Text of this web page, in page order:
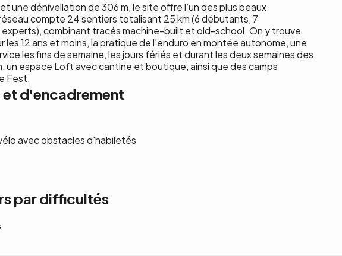
une dénivellation de 306 m, le site offre l’un des plus beaux
compte 24 sentiers totalisant 25 km (6 débutants, 7
experts), combinant tracés machine-built et old-school. On y trouve
les 12 ans et moins, la pratique de l’enduro en montée autonome, une
les fins de semaine, les jours fériés et durant les deux semaines des
un espace Loft avec cantine et boutique, ainsi que des camps
Fest.
d'encadrement
avec obstacles d'habiletés
par difficultés